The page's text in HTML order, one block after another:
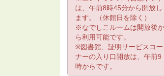
は、午前8時45分から開放し
ます。（休館日を除く）
※なでしこルームは開放後か
ら利用可能です。
※図書館、証明サービスコー
ナーの入り口開放は、午前9
時からです。